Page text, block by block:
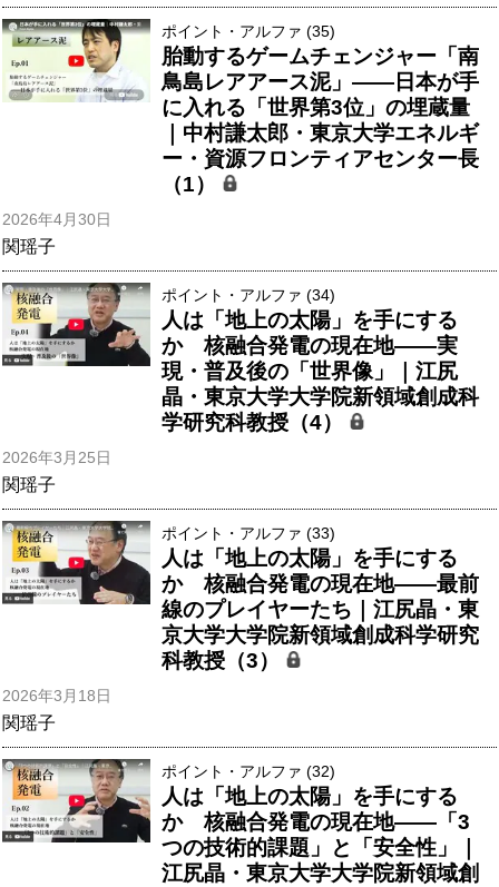
ポイント・アルファ (35)
胎動するゲームチェンジャー「南
鳥島レアアース泥」――日本が手
に入れる「世界第3位」の埋蔵量
｜中村謙太郎・東京大学エネルギ
ー・資源フロンティアセンター長
（1）
2026年4月30日
関瑶子
ポイント・アルファ (34)
人は「地上の太陽」を手にする
か 核融合発電の現在地――実
現・普及後の「世界像」｜江尻
晶・東京大学大学院新領域創成科
学研究科教授（4）
2026年3月25日
関瑶子
ポイント・アルファ (33)
人は「地上の太陽」を手にする
か 核融合発電の現在地――最前
線のプレイヤーたち｜江尻晶・東
京大学大学院新領域創成科学研究
科教授（3）
2026年3月18日
関瑶子
ポイント・アルファ (32)
人は「地上の太陽」を手にする
か 核融合発電の現在地――「3
つの技術的課題」と「安全性」｜
江尻晶・東京大学大学院新領域創